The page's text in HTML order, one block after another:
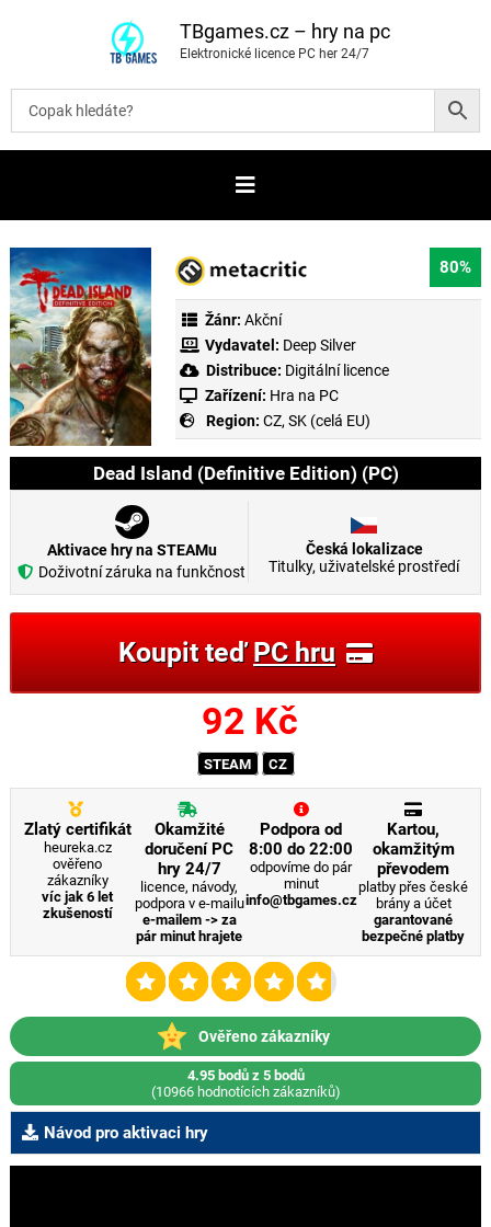
t
b
TBgames.cz – hry na pc
Elektronické licence PC her 24/7
80%
Žánr: Akční
Vydavatel: Deep Silver
Distribuce: Digitální licence
Zařízení: Hra na PC
Region: CZ, SK (celá EU)
Dead Island (Definitive Edition) (PC)
Aktivace hry na STEAMu
Doživotní záruka na funkčnost
Česká lokalizace
Titulky, uživatelské prostředí
Koupit teďPC hru
92 Kč
STEAM CZ
Zlatý certifikát
heureka.cz
ověřeno
zákazníky
víc jak 6 let
zkušeností
Okamžité
doručení PC
hry 24/7
licence, návody,
podpora v e-mailu
e-mailem -> za
pár minut hrajete
Podpora od
8:00 do 22:00
odpovíme do pár
minut
info@tbgames.cz
Kartou,
okamžitým
převodem
platby přes české
brány a účet
garantované
bezpečné platby
Ověřeno zákazníky
4.95 bodů z 5 bodů
(10966 hodnotících zákazníků)
Návod pro aktivaci hry